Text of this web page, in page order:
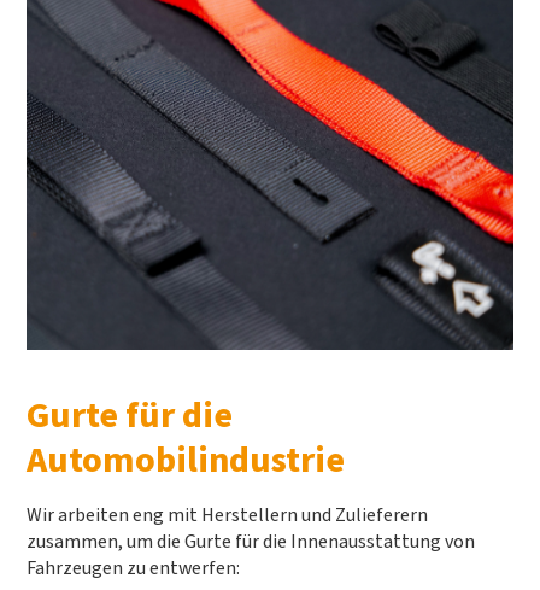
Gurte für die
Automobilindustrie
Wir arbeiten eng mit Herstellern und Zulieferern
zusammen, um die Gurte für die Innenausstattung von
Fahrzeugen zu entwerfen: